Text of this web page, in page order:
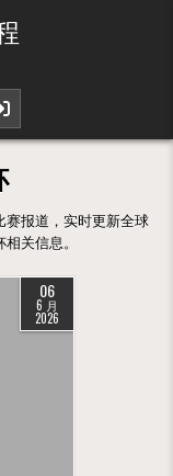
报道，实时更新全球
关信息。
06
6 月
2026